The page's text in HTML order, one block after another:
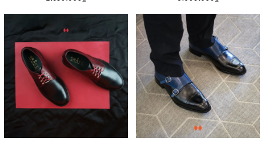
Thêm vào giỏ hàng Thêm vào giỏ hàng